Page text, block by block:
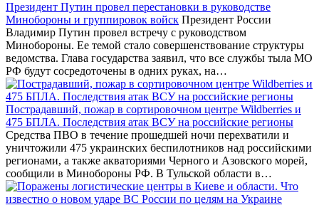
Президент Путин провел перестановки в руководстве
Минобороны и группировок войск Президент России
Владимир Путин провел встречу с руководством
Минобороны. Ее темой стало совершенствование структуры
ведомства. Глава государства заявил, что все службы тыла МО
РФ будут сосредоточены в одних руках, на…
Пострадавший, пожар в сортировочном центре Wildberries и
475 БПЛА. Последствия атак ВСУ на российские регионы
Средства ПВО в течение прошедшей ночи перехватили и
уничтожили 475 украинских беспилотников над российскими
регионами, а также акваториями Черного и Азовского морей,
сообщили в Минобороны РФ. В Тульской области в…